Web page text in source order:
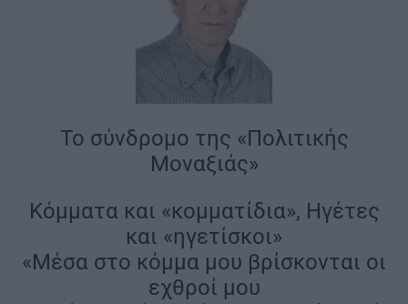
Το σύνδρομο της «Πολιτικής
Μοναξιάς»
Κόμματα και «κομματίδια», Ηγέτες
και «ηγετίσκοι»
«Μέσα στο κόμμα μου βρίσκονται οι
εχθροί μου